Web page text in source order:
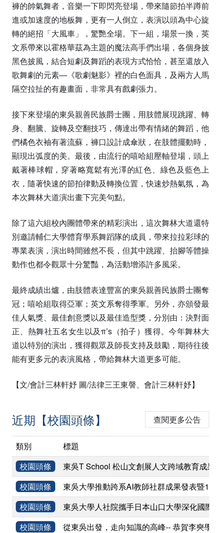
褲的帥氣舞者，音樂一下即閃亮登場，帶來隨節拍半蹲前
進或加速度的地板舞，更有一人倒立，表演以頭為中心旋
轉的絕招「大風車」，驚艷全場。下一組，場景一換，英
文系帶來以霍格華茲為主題的魔法高手們出場，各個身披
黑色披風，結合短劇及舞蹈的表現方式恰恰，甚至還放入
歌舞劇的元素—《歌劇魅影》裡的白色面具，及兩方人馬
隔空拉扯的有趣畫面，非常具有戲劇張力。
接下來登場的東吳親善民族爵士團，用肢體展現跳躍、轉
身、翻騰、旋轉及空翻技巧，傳達出帶有情緒的舞蹈，他
們橘色衣袖有著流蘇，褲口設計成傘狀，在肢體擺動時，
顯現出弧度的美。最後，由流行的嘻哈組壓軸登場，頭上
戴著棒球帽，穿著略寬鬆有光澤的紅色、綠色及藍色上
衣，隨著快速的節拍律動及轉換位置，快速炒熱氣氛，為
本次舞林大道演出畫下完美句點。
除了這六組校內團體帶來的精彩演出，這次舞林大道還特
別邀請輔仁大學體育學系舞蹈隊的成員，帶來拉拉彩球的
專業表演，演出時間雖然不長，但其中跳躍、抬腳等體操
動作也都令觀眾十分驚豔，為活動增添許多風采。
最終成績出爐，由肢體表達豐富的東吳親善民族爵士團奪
冠；嘻哈組取得亞軍；英文系奪得季軍。另外，亦頒發最
佳人氣獎、最佳創意獎以及最佳造型獎，分別由：決對面
正、熱舞社五名女生以及π’s（拍子）獲得。今年舞林大
道以特別的演出，獲得觀眾及師長支持及鼓勵，期待往後
能有更多元的表演風格，帶給舞林大道更多可能。
【文/會計三林軒妤 圖/法律三王東謦、會計三林軒妤】
近期【校園頭條】 查閱更多公告
類別
標題
校園頭條
東吳T School 松山文創展人文跨域教育成果
校園頭條
東吳大學推動跨系AI教師社群成果發表暨
校園頭條
東吳大學人社院攜手日本山口大學深化國際
校園頭條
從東吳出發，走向知識的高峰-- 恭賀李奭學